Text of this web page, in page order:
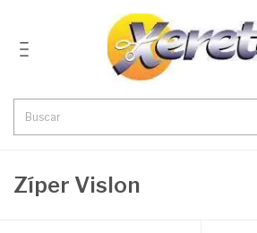
Zíper Vislon